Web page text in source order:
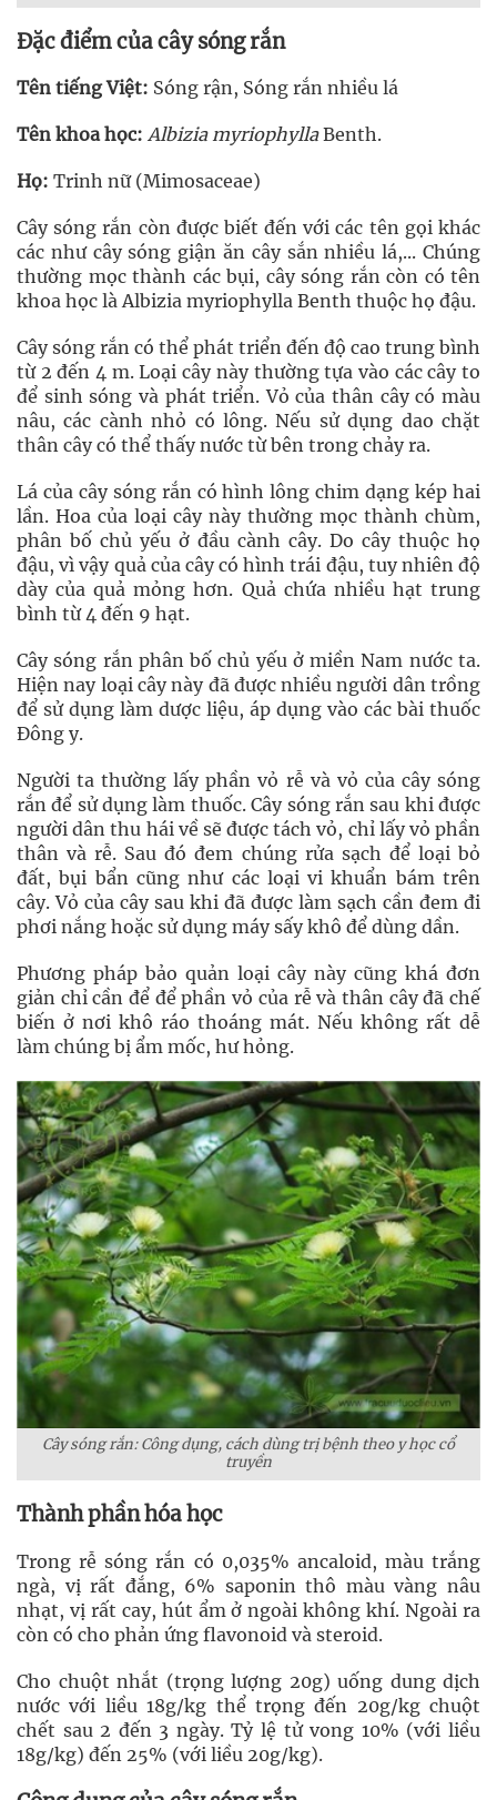
Đặc điểm của cây sóng rắn
Tên tiếng Việt: Sóng rận, Sóng rắn nhiều lá
Tên khoa học: Albizia myriophyllaBenth.
Họ: Trinh nữ (Mimosaceae)
Cây sóng rắn còn được biết đến với các tên gọi khác
các như cây sóng giận ăn cây sắn nhiều lá,... Chúng
thường mọc thành các bụi, cây sóng rắn còn có tên
khoa học là Albizia myriophylla Benth thuộc họ đậu.
Cây sóng rắn có thể phát triển đến độ cao trung bình
từ 2 đến 4 m. Loại cây này thường tựa vào các cây to
để sinh sóng và phát triển. Vỏ của thân cây có màu
nâu, các cành nhỏ có lông. Nếu sử dụng dao chặt
thân cây có thể thấy nước từ bên trong chảy ra.
Lá của cây sóng rắn có hình lông chim dạng kép hai
lần. Hoa của loại cây này thường mọc thành chùm,
phân bố chủ yếu ở đầu cành cây. Do cây thuộc họ
đậu, vì vậy quả của cây có hình trái đậu, tuy nhiên độ
dày của quả mỏng hơn. Quả chứa nhiều hạt trung
bình từ 4 đến 9 hạt.
Cây sóng rắn phân bố chủ yếu ở miền Nam nước ta.
Hiện nay loại cây này đã được nhiều người dân trồng
để sử dụng làm dược liệu, áp dụng vào các bài thuốc
Đông y.
Người ta thường lấy phần vỏ rễ và vỏ của cây sóng
rắn để sử dụng làm thuốc. Cây sóng rắn sau khi được
người dân thu hái về sẽ được tách vỏ, chỉ lấy vỏ phần
thân và rễ. Sau đó đem chúng rửa sạch để loại bỏ
đất, bụi bẩn cũng như các loại vi khuẩn bám trên
cây. Vỏ của cây sau khi đã được làm sạch cần đem đi
phơi nắng hoặc sử dụng máy sấy khô để dùng dần.
Phương pháp bảo quản loại cây này cũng khá đơn
giản chỉ cần để để phần vỏ của rễ và thân cây đã chế
biến ở nơi khô ráo thoáng mát. Nếu không rất dễ
làm chúng bị ẩm mốc, hư hỏng.
Cây sóng rắn: Công dụng, cách dùng trị bệnh theo y học cổ
truyền
Thành phần hóa học
Trong rễ sóng rắn có 0,035% ancaloid, màu trắng
ngà, vị rất đắng, 6% saponin thô màu vàng nâu
nhạt, vị rất cay, hút ẩm ở ngoài không khí. Ngoài ra
còn có cho phản ứng flavonoid và steroid.
Cho chuột nhắt (trọng lượng 20g) uống dung dịch
nước với liều 18g/kg thể trọng đến 20g/kg chuột
chết sau 2 đến 3 ngày. Tỷ lệ tử vong 10% (với liều
18g/kg) đến 25% (với liều 20g/kg).